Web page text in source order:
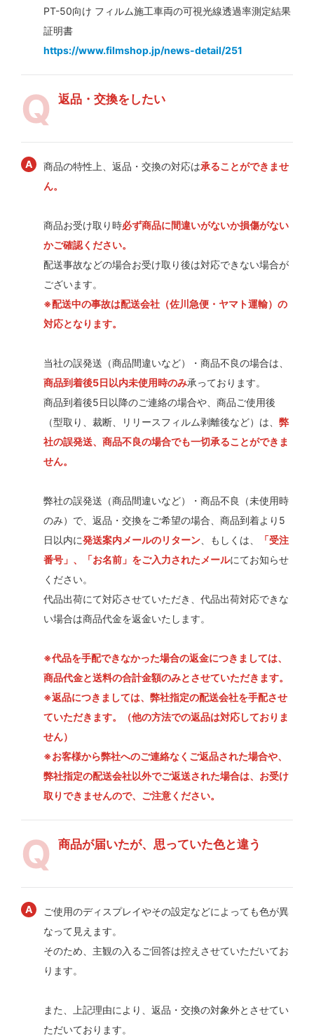
PT-50向け フィルム施工車両の可視光線透過率測定結果
証明書
https://www.filmshop.jp/news-detail/251
返品・交換をしたい
商品の特性上、返品・交換の対応は承ることができませ
ん。
商品お受け取り時必ず商品に間違いがないか損傷がない
かご確認ください。
配送事故などの場合お受け取り後は対応できない場合が
ございます。
※配送中の事故は配送会社（佐川急便・ヤマト運輸）の
対応となります。
当社の誤発送（商品間違いなど）・商品不良の場合は、
商品到着後5日以内未使用時のみ承っております。
商品到着後5日以降のご連絡の場合や、商品ご使用後
（型取り、裁断、リリースフィルム剥離後など）は、 弊
社の誤発送、商品不良の場合でも一切承ることができま
せん。
弊社の誤発送（商品間違いなど）・商品不良（未使用時
のみ）で、返品・交換をご希望の場合、商品到着より5
日以内に発送案内メールのリターン 、もしくは、
「受注
番号」、「お名前」をご入力されたメールにてお知らせ
ください。
代品出荷にて対応させていただき、代品出荷対応できな
い場合は商品代金を返金いたします。
※代品を手配できなかった場合の返金につきましては、
商品代金と送料の合計金額のみとさせていただきます。
※返品につきましては、弊社指定の配送会社を手配させ
ていただきます。（他の方法での返品は対応しておりま
せん）
※お客様から弊社へのご連絡なくご返品された場合や、
弊社指定の配送会社以外でご返送された場合は、お受け
取りできませんので、ご注意ください。
商品が届いたが、思っていた色と違う
ご使用のディスプレイやその設定などによっても色が異
なって見えます。
そのため、主観の入るご回答は控えさせていただいてお
ります。
また、上記理由により、返品・交換の対象外とさせてい
ただいております。